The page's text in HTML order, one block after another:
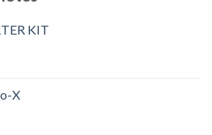
€2,000.00
KIT
X